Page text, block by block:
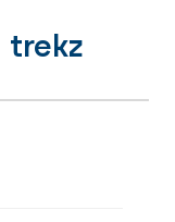
trekz